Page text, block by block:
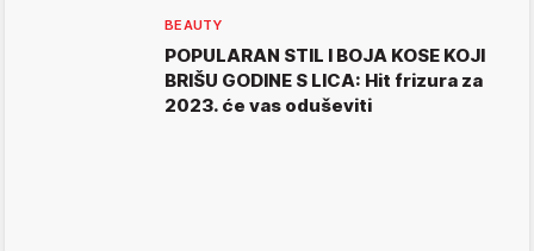
BEAUTY
POPULARAN STIL I BOJA KOSE KOJI
BRIŠU GODINE S LICA: Hit frizura za
2023. će vas oduševiti